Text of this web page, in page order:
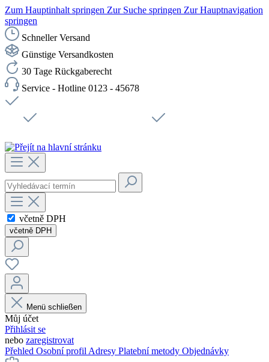
Zum Hauptinhalt springen Zur Suche springen Zur Hauptnavigation
springen
Schneller Versand
Günstige Versandkosten
30 Tage Rückgaberecht
Service - Hotline 0123 - 45678
včetně DPH
včetně DPH
Menü schließen
Můj účet
Přihlásit se
nebo zaregistrovat
Přehled Osobní profil Adresy Platební metody Objednávky